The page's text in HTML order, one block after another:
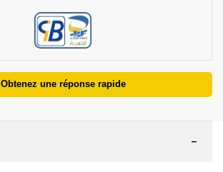
Obtenez une réponse rapide
-